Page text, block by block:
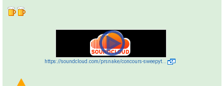
https://soundcloud.com/prsnake/concours-sweepyt...